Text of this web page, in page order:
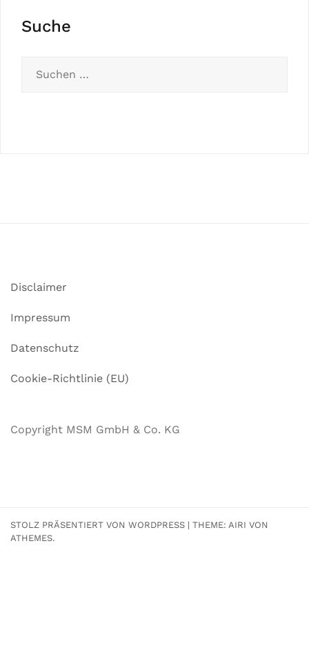
Suche
Disclaimer
Impressum
Datenschutz
Cookie-Richtlinie (EU)
Copyright MSM GmbH & Co. KG
STOLZ PRÄSENTIERT VON WORDPRESS | THEME: AIRI VON
ATHEMES.